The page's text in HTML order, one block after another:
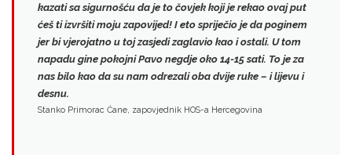
kazati sa sigurnošću da je to čovjek koji je rekao ovaj put
ćeš ti izvršiti moju zapovijed! I eto spriječio je da poginem
jer bi vjerojatno u toj zasjedi zaglavio kao i ostali. U tom
napadu gine pokojni Pavo negdje oko 14-15 sati. To je za
nas bilo kao da su nam odrezali oba dvije ruke – i lijevu i
desnu.
Stanko Primorac Ćane, zapovjednik HOS-a Hercegovina